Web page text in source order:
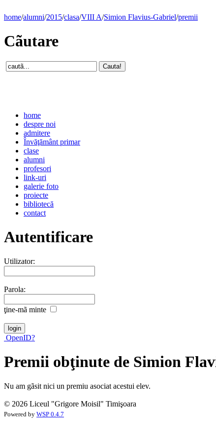
home/alumni/2015/clasa/VIII A/Simion Flavius-Gabriel/premii
Cãutare
home
despre noi
admitere
Învăţământ primar
clase
alumni
profesori
link-uri
galerie foto
proiecte
bibliotecă
contact
Autentificare
Utilizator:
Parola:
ţine-mã minte
OpenID?
Premii obţinute de Simion
Nu am gãsit nici un premiu asociat acestui elev.
© 2026 Liceul "Grigore Moisil" Timişoara
Powered by WSP 0.4.7